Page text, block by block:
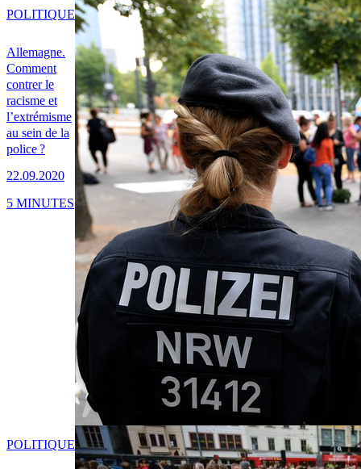
Allemagne.
Comment
contrer le
racisme et
l’extrémisme
au sein de la
police ?
22.09.2020
POLITIQUE
5 MINUTES
POLITIQUE